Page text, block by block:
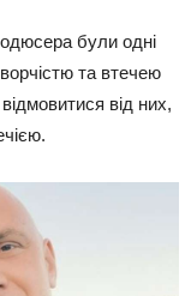
були одні
та втечею
від них,